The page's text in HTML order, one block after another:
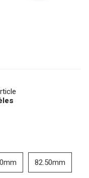
82.50mm